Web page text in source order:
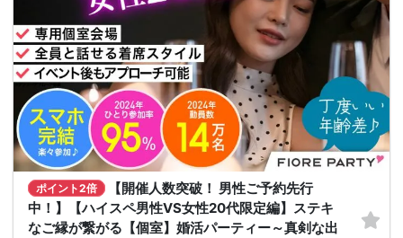
ポイント2倍
【開催人数突破！ 男性ご予約先行
中！】【ハイスペ男性VS女性20代限定編】ステキ
なご縁が繋がる【個室】婚活パーティー～真剣な出